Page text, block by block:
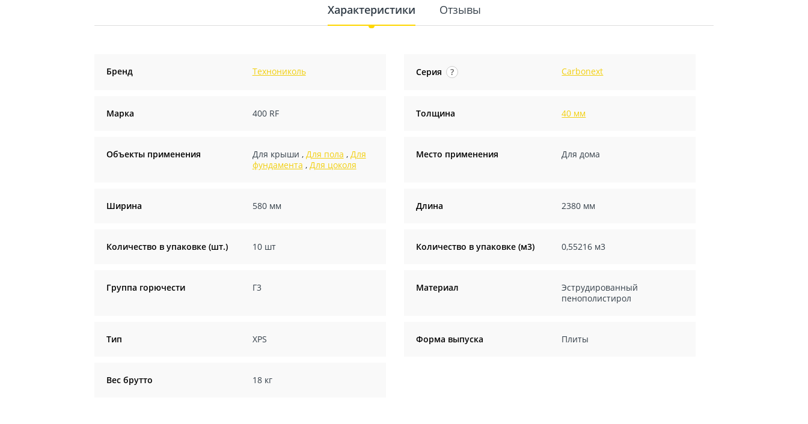
Характеристики Отзывы
Бренд Технониколь Серия ? Carbonext
Марка 400 RF Толщина 40 мм
Объекты применения Для крыши , Для пола , Для
фундамента , Для цоколя
Место применения Для дома
Ширина 580 мм Длина 2380 мм
Количество в упаковке (шт.) 10 шт Количество в упаковке (м3) 0,55216 м3
Группа горючести Г3 Материал
Эструдированный
пенополистирол
Тип XPS Форма выпуска Плиты
Вес брутто 18 кг